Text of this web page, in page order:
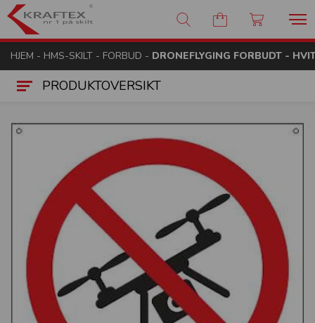
Kraftex - nr 1 på skilt
HJEM - HMS-SKILT - FORBUD - DRONEFLYGING FORBUDT -
PRODUKTOVERSIKT